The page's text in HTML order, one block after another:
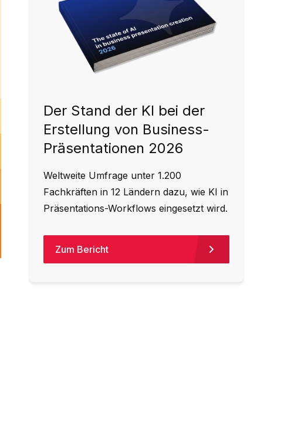
Der Stand der KI bei der
Erstellung von Business-
Präsentationen 2026
Weltweite Umfrage unter 1.200
Fachkräften in 12 Ländern dazu, wie KI in
Präsentations-Workflows eingesetzt wird.
Zum Bericht